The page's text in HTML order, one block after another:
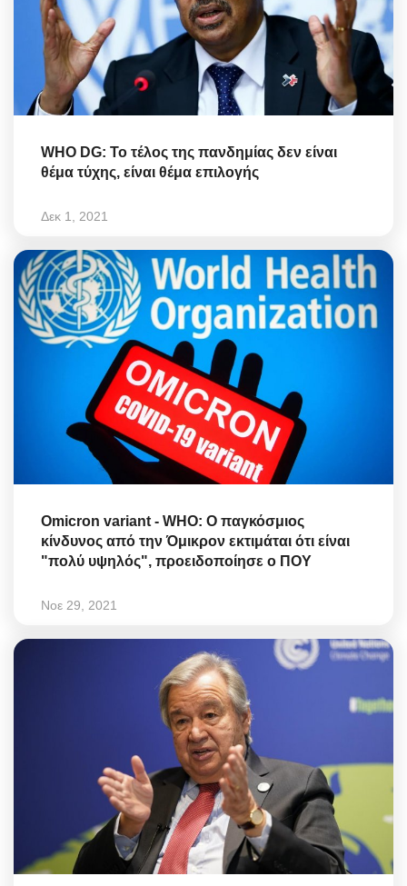
WHO DG: Το τέλος της πανδημίας δεν είναι
θέμα τύχης, είναι θέμα επιλογής
Δεκ 1, 2021
Omicron variant - WHO: Ο παγκόσμιος
κίνδυνος από την Όμικρον εκτιμάται ότι είναι
"πολύ υψηλός", προειδοποίησε ο ΠΟΥ
Νοε 29, 2021